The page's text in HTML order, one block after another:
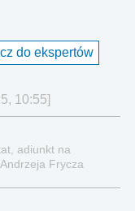
do ekspertów
10:55]
adiunkt na
Frycza